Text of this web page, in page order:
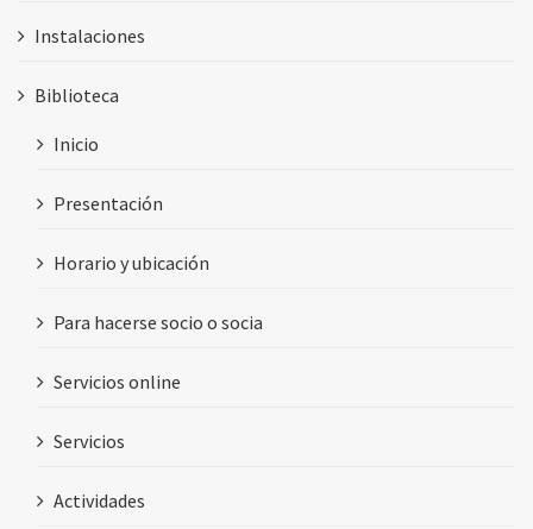
Instalaciones
Biblioteca
Inicio
Presentación
Horario y ubicación
Para hacerse socio o socia
Servicios online
Servicios
Actividades